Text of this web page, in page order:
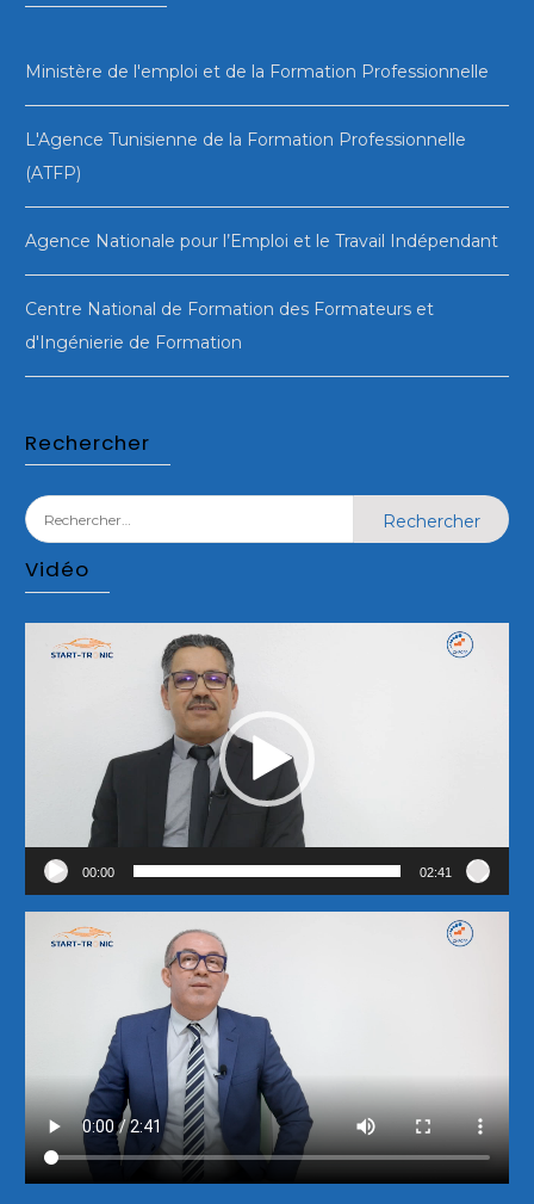
Ministère de l'emploi et de la Formation Professionnelle
L'Agence Tunisienne de la Formation Professionnelle
(ATFP)
Agence Nationale pour l’Emploi et le Travail Indépendant
Centre National de Formation des Formateurs et
d'Ingénierie de Formation
Rechercher
Rechercher :
Vidéo
Lecteur
00:00 02:41